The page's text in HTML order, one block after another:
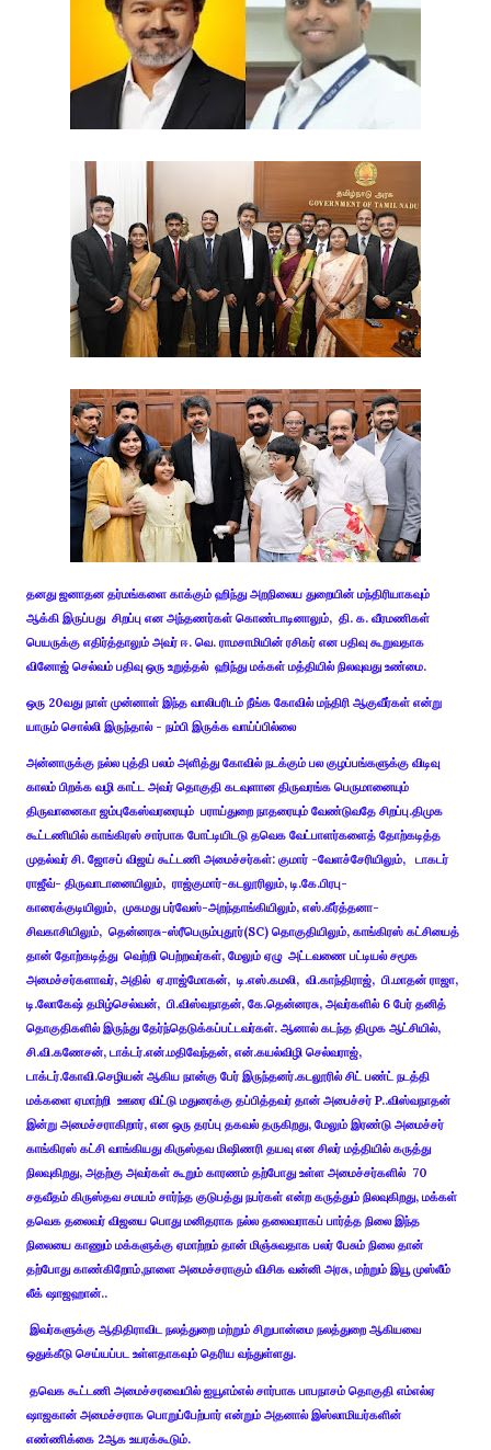
தனது ஜனாதன தர்மங்களை காக்கும் ஹிந்து அறநிலைய துறையின் மந்திரியாகவும்
ஆக்கி இருப்பது சிறப்பு என அந்தணர்கள் கொண்டாடினாலும், தி. க. வீரமணிகள்
பெயருக்கு எதிர்த்தாலும் அவர் ஈ. வெ. ராமசாமியின் ரசிகர் என பதிவு கூறுவதாக
வினோஜ் செல்வம் பதிவு ஒரு உறுத்தல் ஹிந்து மக்கள் மத்தியில் நிலவுவது உண்மை.
ஒரு 20வது நாள் முன்னாள் இந்த வாலிபரிடம் நீங்க கோவில் மந்திரி ஆகுவீர்கள் என்று
யாரும் சொல்லி இருந்தால் - நம்பி இருக்க வாய்ப்பில்லை
அன்னாருக்கு நல்ல புத்தி பலம் அளித்து கோவில் நடக்கும் பல குழப்பங்களுக்கு விடிவு
காலம் பிறக்க வழி காட்ட அவர் தொகுதி கடவுளான திருவரங்க பெருமானையும்
திருவானைகா ஜம்புகேஸ்வரரையும் பராய்துறை நாதரையும் வேண்டுவதே சிறப்பு.திமுக
கூட்டணியில் காங்கிரஸ் சார்பாக போட்டியிடடு தவெக வேட்பாளர்களைத் தோற்கடித்த
முதல்வர் சி. ஜோசப் விஜய் கூட்டணி அமைச்சர்கள்: குமார் -வேளச்சேரியிலும், டாகடர்
ராஜீவ்- திருவாடானையிலும், ராஜ்குமார்-கடலூரிலும், டி.கே.பிரபு-
காரைக்குடியிலும், முகமது பர்வேஸ்-அறந்தாங்கியிலும், எஸ்.கீர்த்தனா-
சிவகாசியிலும், தென்னரசு-ஸ்ரீபெரும்புதூர்(SC) தொகுதியிலும், காங்கிரஸ் கட்சியைத்
தான் தோற்கடித்து வெற்றி பெற்றவர்கள், மேலும் ஏழு அட்டவணை பட்டியல் சமூக
அமைச்சர்களாவர், அதில் ஏ.ராஜ்மோகன், டி.எஸ்.கமலி, வி.காந்திராஜ், பி.மாதன் ராஜா,
டி.லோகேஷ் தமிழ்செல்வன், பி.விஸ்வநாதன், கே.தென்னரசு, அவர்களில் 6 பேர் தனித்
தொகுதிகளில் இருந்து தேர்ந்தெடுக்கப்பட்டவர்கள். ஆனால் கடந்த திமுக ஆட்சியில்,
சி.வி.கணேசன், டாக்டர்.என்.மதிவேந்தன், என்.கயல்விழி செல்வராஜ்,
டாக்டர்.கோவி.செழியன் ஆகிய நான்கு பேர் இருந்தனர்.கடலூரில் சிட் பண்ட் நடத்தி
மக்களை ஏமாற்றி ஊரை விட்டு மதுரைக்கு தப்பித்தவர் தான் அபைச்சர் P..விஸ்வநாதன்
இன்று அமைச்சராகிறார், என ஒரு தரப்பு தகவல் தருகிறது, மேலும் இரண்டு அமைச்சர்
காங்கிரஸ் கட்சி வாங்கியது கிருஸ்தவ மிஷிணரி தயவு என சிலர் மத்தியில் கருத்து
நிலவுகிறது, அதற்கு அவர்கள் கூறும் காரணம் தற்போது உள்ள அமைச்சர்களில் 70
சதவீதம் கிருஸ்தவ சமயம் சார்ந்த குடுபத்து நபர்கள் என்ற கருத்தும் நிலவுகிறது, மக்கள்
தவெக தலைவர் விஜயை பொது மனிதராக நல்ல தலைவராகப் பார்த்த நிலை இந்த
நிலையை காணும் மக்களுக்கு ஏமாற்றம் தான் மிஞ்சுவதாக பலர் பேசும் நிலை தான்
தற்போது காண்கிறோம்,நாளை அமைச்சராகும் விசிக வன்னி அரசு, மற்றும் இயூ முஸ்லீம்
லீக் ஷாஜஹான்..
இவர்களுக்கு ஆதிதிராவிட நலத்துறை மற்றும் சிறுபான்மை நலத்துறை ஆகியவை
ஒதுக்கீடு செய்யப்பட உள்ளதாகவும் தெரிய வந்துள்ளது.
தவெக கூட்டணி அமைச்சரவையில் ஐயூஎம்எல் சார்பாக பாபநாசம் தொகுதி எம்எல்ஏ
ஷாஜகான் அமைச்சராக பொறுப்பேற்பார் என்றும் அதனால் இஸ்லாமியர்களின்
எண்ணிக்கை 2ஆக உயரக்கூடும்.